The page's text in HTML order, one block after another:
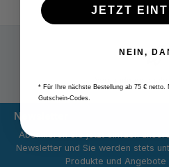
Newsletter
Abonnieren Sie jetzt einfach
Newsletter und Sie werden stets
Produkte und
JETZT
NEIN,
* Für Ihre nächste Bestellung ab 75 € netto.
Gutschein-Codes.